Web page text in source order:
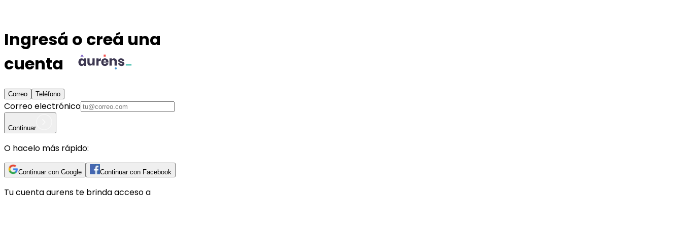
Ingresá o creá una
cuenta
Correo Teléfono
Correo electrónico
Continuar
O hacelo más rápido:
Continuar con Google Continuar con Facebook
Tu cuentaaurens te brinda acceso a